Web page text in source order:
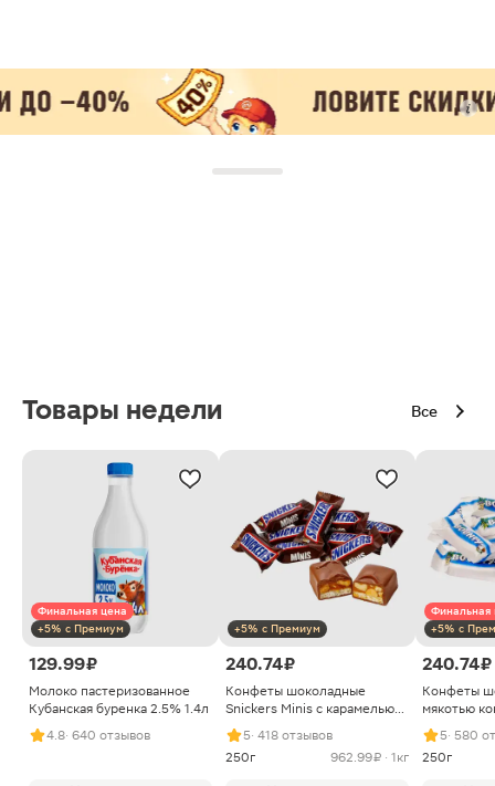
Товары недели Все
Финальная цена
+5% с Премиум
129.99 ₽
Молоко пастеризованное
Кубанская буренка 2.5% 1.4л
4.8· 640 отзывов
+5% с Премиум
240.74 ₽
Конфеты шоколадные
Snickers Minis с карамелью
арахисом и нугой
5· 418 отзывов
250г
962.99 ₽ · 1кг
Финальная
+5% с
240.74 ₽
Конфеты
мякотью
5· 580
250г